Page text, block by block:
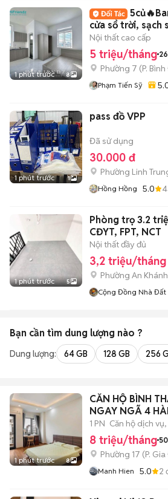
1 phút trước 8
cửa sổ trời, sạch
nhiều
Nội thất cao cấp
5 triệu/tháng
Phường 7 (P.
Phạm Tiến Sỹ
1 phút trước 1
pass đồ VPP
Đã sử dụng
30.000 đ
Phường Linh
Hồng Hồng 5.0
1 phút trước 5
Phòng trọ 3.2
CĐYT, FPT, NCT
Nội thất đầy đủ
3,2 triệu/tháng
Phường An Khánh
Cộng Đồng Nhà Đất
Bạn cần tìm dung lượng nào ?
Dung lượng: 64 GB 128 GB 256
1 phút trước 8
CĂN HỘ BÌNH
NGAY NGÃ 4
1 PN Căn hộ dịch vụ,
8 triệu/tháng
Phường 17 (P.
Manh Hien 5.0 2